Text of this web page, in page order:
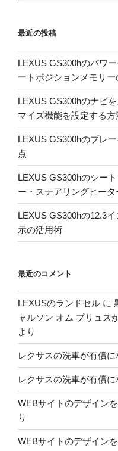
最近の投稿
LEXUS GS300hのパワ
ートポジションメモリ
LEXUS GS300hのナビ
マイズ機能を設定する方
LEXUS GS300hのブレ
点
LEXUS GS300hのシー
ー・ステアリングヒー
LEXUS GS300hの12.3
示の活用術
最近のコメント
LEXUSのランドセル に
ャルソン オム プリュス
より
レクサスの洗車が有償
レクサスの洗車が有償
WEBサイトのデザイン
り
WEBサイトのデザイン